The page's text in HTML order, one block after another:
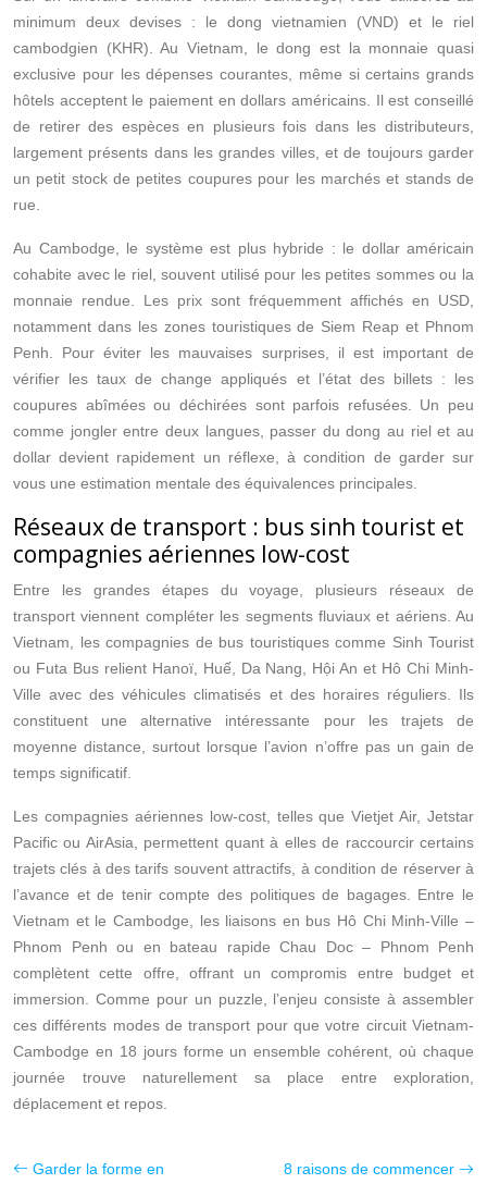
minimum deux devises : le dong vietnamien (VND) et le riel
cambodgien (KHR). Au Vietnam, le dong est la monnaie quasi
exclusive pour les dépenses courantes, même si certains grands
hôtels acceptent le paiement en dollars américains. Il est conseillé
de retirer des espèces en plusieurs fois dans les distributeurs,
largement présents dans les grandes villes, et de toujours garder
un petit stock de petites coupures pour les marchés et stands de
rue.
Au Cambodge, le système est plus hybride : le dollar américain
cohabite avec le riel, souvent utilisé pour les petites sommes ou la
monnaie rendue. Les prix sont fréquemment affichés en USD,
notamment dans les zones touristiques de Siem Reap et Phnom
Penh. Pour éviter les mauvaises surprises, il est important de
vérifier les taux de change appliqués et l’état des billets : les
coupures abîmées ou déchirées sont parfois refusées. Un peu
comme jongler entre deux langues, passer du dong au riel et au
dollar devient rapidement un réflexe, à condition de garder sur
vous une estimation mentale des équivalences principales.
Réseaux de transport : bus sinh tourist et
compagnies aériennes low-cost
Entre les grandes étapes du voyage, plusieurs réseaux de
transport viennent compléter les segments fluviaux et aériens. Au
Vietnam, les compagnies de bus touristiques comme Sinh Tourist
ou Futa Bus relient Hanoï, Huế, Da Nang, Hội An et Hô Chi Minh-
Ville avec des véhicules climatisés et des horaires réguliers. Ils
constituent une alternative intéressante pour les trajets de
moyenne distance, surtout lorsque l’avion n’offre pas un gain de
temps significatif.
Les compagnies aériennes low-cost, telles que Vietjet Air, Jetstar
Pacific ou AirAsia, permettent quant à elles de raccourcir certains
trajets clés à des tarifs souvent attractifs, à condition de réserver à
l’avance et de tenir compte des politiques de bagages. Entre le
Vietnam et le Cambodge, les liaisons en bus Hô Chi Minh-Ville –
Phnom Penh ou en bateau rapide Chau Doc – Phnom Penh
complètent cette offre, offrant un compromis entre budget et
immersion. Comme pour un puzzle, l’enjeu consiste à assembler
ces différents modes de transport pour que votre circuit Vietnam-
Cambodge en 18 jours forme un ensemble cohérent, où chaque
journée trouve naturellement sa place entre exploration,
déplacement et repos.
Garder la forme en
8 raisons de commencer